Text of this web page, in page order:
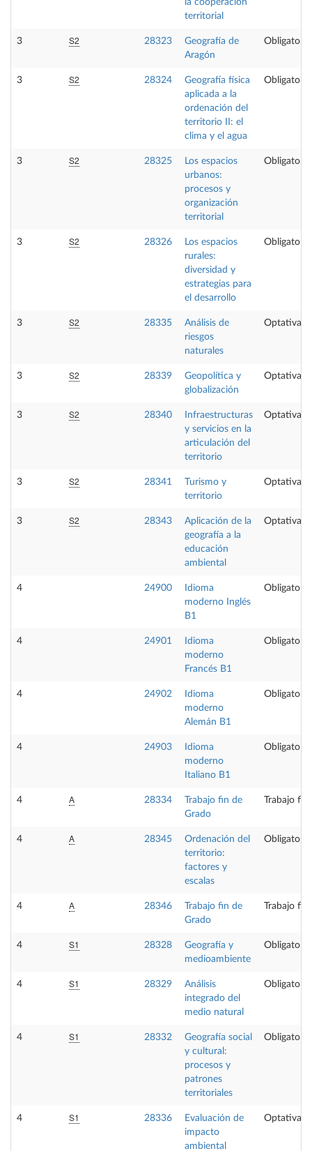
la cooperación
territorial
3 S2 28323
Geografía de
Aragón
Obligatoria
3 S2 28324
Geografía física
aplicada a la
ordenación del
territorio II: el
clima y el agua
Obligatoria
3 S2 28325
Los espacios
urbanos:
procesos y
organización
territorial
Obligatoria
3 S2 28326
Los espacios
rurales:
diversidad y
estrategias para
el desarrollo
Obligatoria
3 S2 28335
Análisis de
riesgos
naturales
Optativa
3 S2 28339
Geopolítica y
globalización
Optativa
3 S2 28340
Infraestructuras
y servicios en la
articulación del
territorio
Optativa
3 S2 28341
Turismo y
territorio
Optativa
3 S2 28343
Aplicación de la
geografía a la
educación
ambiental
Optativa
4 24900
Idioma
moderno Inglés
B1
Obligatoria
4 24901
Idioma
moderno
Francés B1
Obligatoria
4 24902
Idioma
moderno
Alemán B1
Obligatoria
4 24903
Idioma
moderno
Italiano B1
Obligatoria
4 A 28334
Trabajo fin de
Grado
Trabajo
4 A 28345
Ordenación del
territorio:
factores y
escalas
Obligatoria
4 A 28346
Trabajo fin de
Grado
Trabajo
4 S1 28328
Geografía y
medioambiente
Obligatoria
4 S1 28329
Análisis
integrado del
medio natural
Obligatoria
4 S1 28332
Geografía social
y cultural:
procesos y
patrones
territoriales
Obligatoria
4 S1 28336
Evaluación de
impacto
ambiental
Optativa